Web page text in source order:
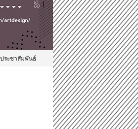
ประชาสัมพันธ์